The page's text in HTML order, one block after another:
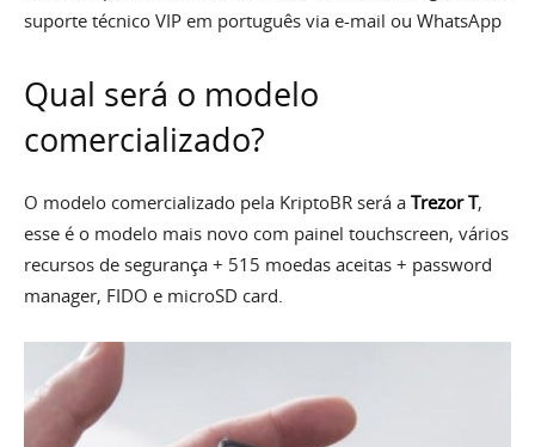
suporte técnico VIP em português via e-mail ou WhatsApp
Qual será o modelo
comercializado?
O modelo comercializado pela KriptoBR será a Trezor T,
esse é o modelo mais novo com painel touchscreen, vários
recursos de segurança + 515 moedas aceitas + password
manager, FIDO e microSD card.